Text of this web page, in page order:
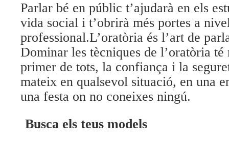
Parlar bé en públic t’ajudarà en els
vida social i t’obrirà més portes a
professional.L’oratòria és l’art de
Dominar les tècniques de l’oratòria
primer de tots, la confiança i la
mateix en qualsevol situació, en una
una festa on no coneixes ningú.
Busca els teus models